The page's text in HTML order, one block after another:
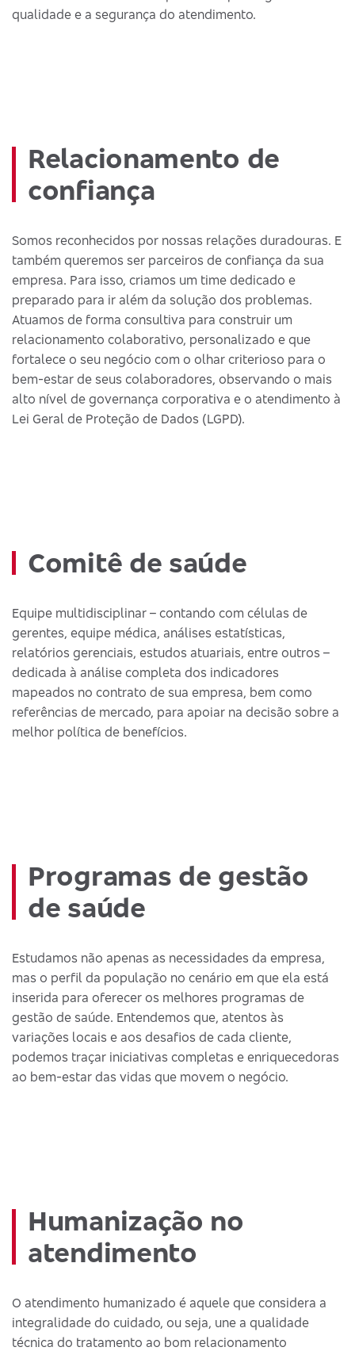
qualidade e a segurança do atendimento.
Relacionamento de
confiança
Somos reconhecidos por nossas relações duradouras. E
também queremos ser parceiros de confiança da sua
empresa. Para isso, criamos um time dedicado e
preparado para ir além da solução dos problemas.
Atuamos de forma consultiva para construir um
relacionamento colaborativo, personalizado e que
fortalece o seu negócio com o olhar criterioso para o
bem-estar de seus colaboradores, observando o mais
alto nível de governança corporativa e o atendimento à
Lei Geral de Proteção de Dados (LGPD).
Comitê de saúde
Equipe multidisciplinar – contando com células de
gerentes, equipe médica, análises estatísticas,
relatórios gerenciais, estudos atuariais, entre outros –
dedicada à análise completa dos indicadores
mapeados no contrato de sua empresa, bem como
referências de mercado, para apoiar na decisão sobre a
melhor política de benefícios.
Programas de gestão
de saúde
Estudamos não apenas as necessidades da empresa,
mas o perfil da população no cenário em que ela está
inserida para oferecer os melhores programas de
gestão de saúde. Entendemos que, atentos às
variações locais e aos desafios de cada cliente,
podemos traçar iniciativas completas e enriquecedoras
ao bem-estar das vidas que movem o negócio.
Humanização no
atendimento
O atendimento humanizado é aquele que considera a
integralidade do cuidado, ou seja, une a qualidade
técnica do tratamento ao bom relacionamento